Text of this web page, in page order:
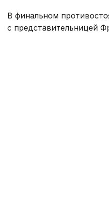
В финальном
с представительницей